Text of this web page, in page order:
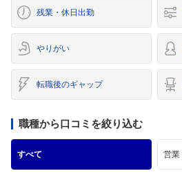
残業・休日出勤
やりがい
転職後のギャップ
職種から口コミを絞り込む
すべて 営業